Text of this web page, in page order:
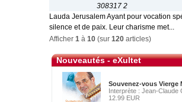
308317 2
Lauda Jerusalem Ayant pour vocation
silence et de paix. Leur charisme met...
Afficher 1 à 10 (sur 120 articles)
Nouveautés - eXultet
Souvenez-vous Vierge
Interprète : Jean-Claude
12.99 EUR